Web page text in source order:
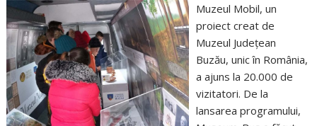
Muzeul Mobil, un
proiect creat de
Muzeul Județean
Buzău, unic în România,
a ajuns la 20.000 de
vizitatori. De la
lansarea programului,